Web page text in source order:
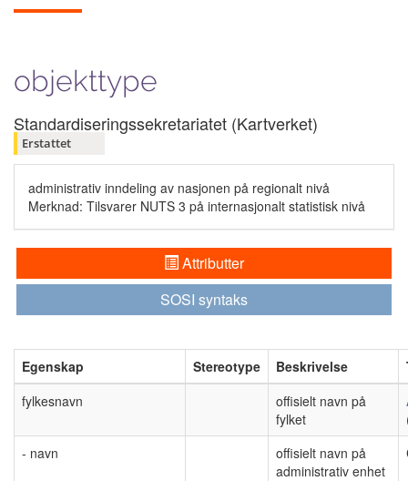
objekttype
Standardiseringssekretariatet (Kartverket)
Erstattet
administrativ inndeling av nasjonen på regionalt nivå
Merknad: Tilsvarer NUTS 3 på internasjonalt statistisk nivå
Attributter
SOSI syntaks
Egenskap Stereotype Beskrivelse
fylkesnavn
offisielt navn på
fylket
- navn
offisielt navn på
administrativ enhet